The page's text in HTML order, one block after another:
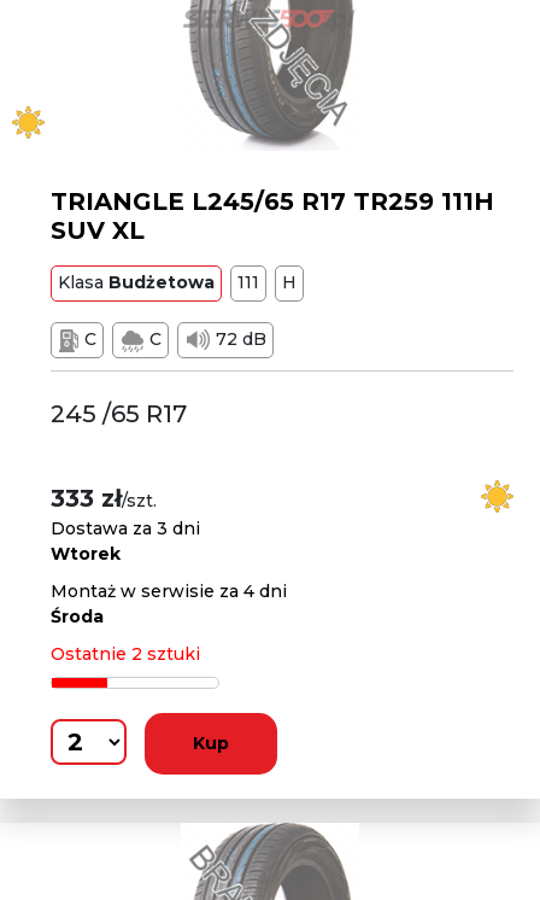
TRIANGLE L245/65 R17 TR259 111H
SUV XL
Klasa Budżetowa 111 H
C C 72 dB
245 /65 R17
333 zł/szt.
Dostawa za 3 dni
Wtorek
Montaż w serwisie za 4 dni
Środa
Ostatnie 2 sztuki
Kup